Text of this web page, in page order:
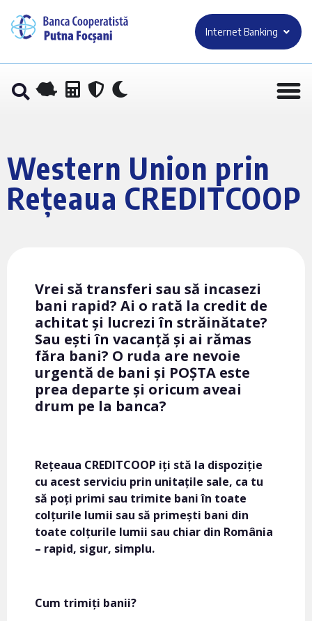
Internet Banking
Western Union prin
Rețeaua CREDITCOOP
Vrei să transferi sau să incasezi
bani rapid? Ai o rată la credit de
achitat și lucrezi în străinătate?
Sau ești în vacanță și ai rămas
făra bani? O ruda are nevoie
urgentă de bani și POȘTA este
prea departe și oricum aveai
drum pe la banca?
Rețeaua CREDITCOOP iți stă la dispoziție
cu acest serviciu prin unitațile sale, ca tu
să poți primi sau trimite bani în toate
colțurile lumii sau să primești bani din
toate colțurile lumii sau chiar din România
– rapid, sigur, simplu.
Cum trimiți banii?